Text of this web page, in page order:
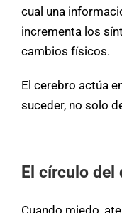
cual una
incrementa los
cambios físicos.
El cerebro actúa
suceder, no solo
El círculo
Cuando miedo,